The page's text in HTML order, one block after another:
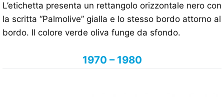
L’etichetta presenta un rettangolo orizzontale nero con
la scritta “Palmolive” gialla e lo stesso bordo attorno al
bordo. Il colore verde oliva funge da sfondo.
1970 – 1980